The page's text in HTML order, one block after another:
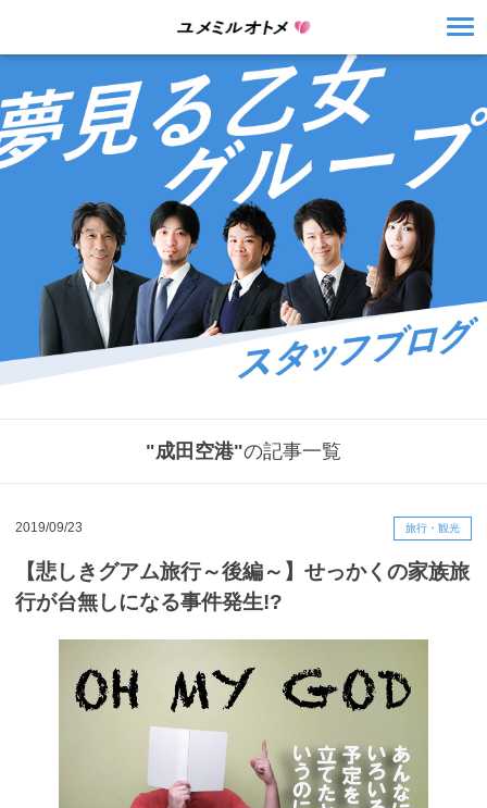
"成田空港"の記事一覧
2019/09/23 旅行・観光
【悲しきグアム旅行～後編～】せっかくの家族旅
行が台無しになる事件発生!?